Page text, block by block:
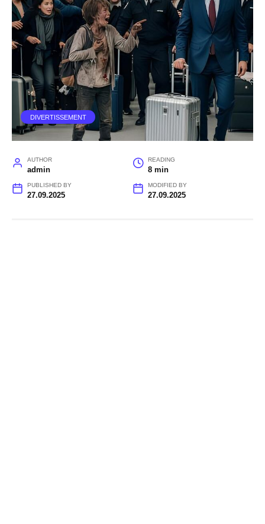
DIVERTISSEMENT
AUTHOR
admin
READING
8 min
PUBLISHED BY
27.09.2025
MODIFIED BY
27.09.2025